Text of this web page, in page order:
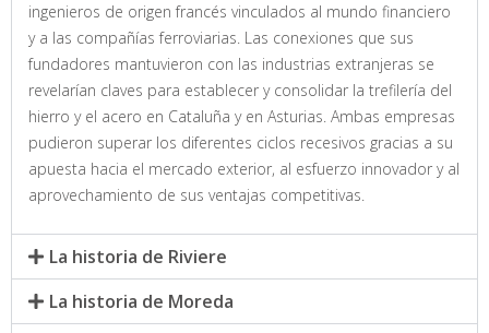
ingenieros de origen francés vinculados al mundo financiero
y a las compañías ferroviarias. Las conexiones que sus
fundadores mantuvieron con las industrias extranjeras se
revelarían claves para establecer y consolidar la trefilería del
hierro y el acero en Cataluña y en Asturias. Ambas empresas
pudieron superar los diferentes ciclos recesivos gracias a su
apuesta hacia el mercado exterior, al esfuerzo innovador y al
aprovechamiento de sus ventajas competitivas.
La historia de Riviere
La historia de Moreda